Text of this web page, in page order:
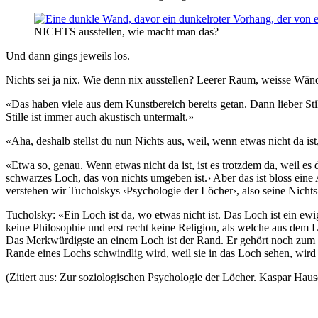
NICHTS ausstellen, wie macht man das?
Und dann gings jeweils los.
Nichts sei ja nix. Wie denn nix ausstellen? Leerer Raum, weisse
«Das haben viele aus dem Kunstbereich bereits getan. Dann lieber
Stille ist immer auch akustisch untermalt.»
«Aha, deshalb stellst du nun Nichts aus, weil, wenn etwas nicht da
«Etwa so, genau. Wenn etwas nicht da ist, ist es trotzdem da, weil
schwarzes Loch, das von nichts umgeben ist.› Aber das ist bloss
verstehen wir Tucholskys ‹Psychologie der Löcher›, also seine
Tucholsky: «Ein Loch ist da, wo etwas nicht ist. Das Loch ist ein
keine Philosophie und erst recht keine Religion, als welche aus dem
Das Merkwürdigste an einem Loch ist der Rand. Er gehört noch
Rande eines Lochs schwindlig wird, weil sie in das Loch sehen,
(Zitiert aus: Zur soziologischen Psychologie der Löcher. Kaspar